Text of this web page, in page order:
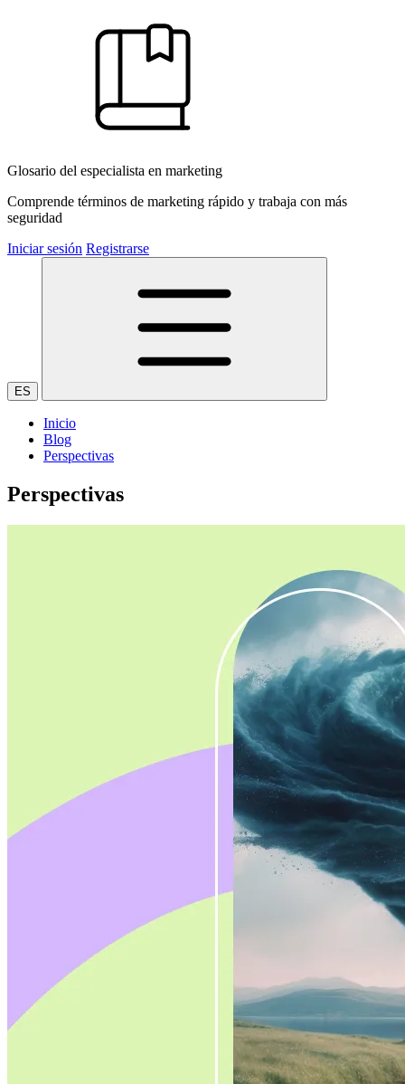
Glosario del especialista en marketing
Comprende términos de marketing rápido y trabaja con más
seguridad
Iniciar sesión Registrarse
ES
Inicio
Blog
Perspectivas
Perspectivas